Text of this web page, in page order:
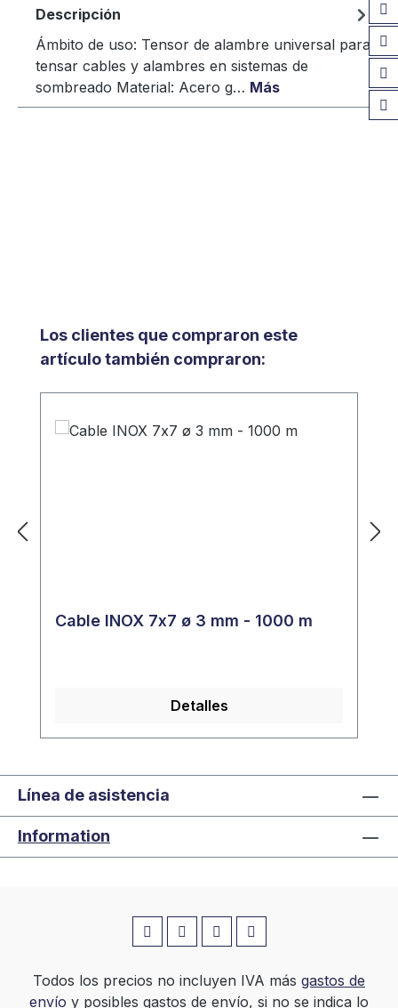
Descripción
Ámbito de uso: Tensor de alambre universal para
tensar cables y alambres en sistemas de
sombreado Material: Acero g… Más
Omitir la galería de productos
Los clientes que compraron este
artículo también compraron:
Cable INOX 7x7 ø 3 mm - 1000 m
Detalles
Línea de asistencia
Information
Todos los precios no incluyen IVA más gastos de
envío y posibles gastos de envío, si no se indica lo